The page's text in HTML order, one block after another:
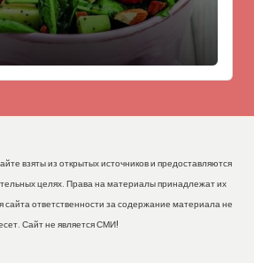
взяты из открытых источников и предоставляются
целях. Права на материалы принадлежат их
ответственности за содержание материала не
Сайт не является СМИ!